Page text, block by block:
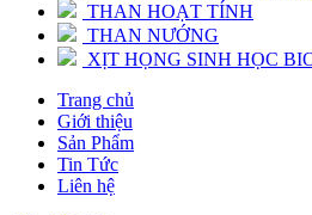
THAN HOẠT TÍNH
THAN NƯỚNG
XỊT HỌNG SINH HỌC
Trang chủ
Giới thiệu
Sản Phẩm
Tin Tức
Liên hệ